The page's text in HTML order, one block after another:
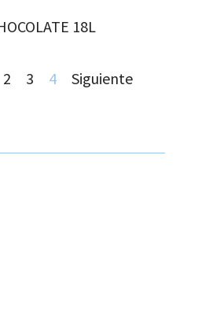
18L
2 3 4 Siguiente